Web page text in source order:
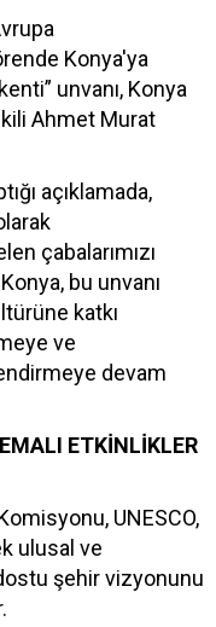
Konya'ya
unvanı, Konya
Ahmet Murat
açıklamada,
çabalarımızı
bu unvanı
katkı
ve
devam
ETKİNLİKLER
UNESCO,
ulusal ve
şehir vizyonunu